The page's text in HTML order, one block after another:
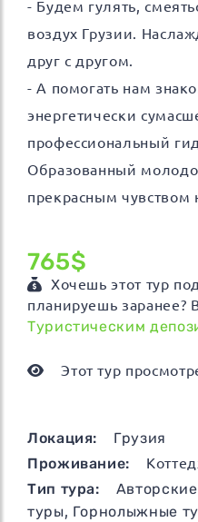
- Будем гулять,
воздух Грузии.
друг с другом.
- А помогать нам
энергетически
профессиональный
Образованный
прекрасным чувством
765$
Хочешь этот тур
планируешь заранее?
Туристическим
Этот тур
Локация:
Грузия
Проживание:
Тип тура:
туры, Горнолыжные